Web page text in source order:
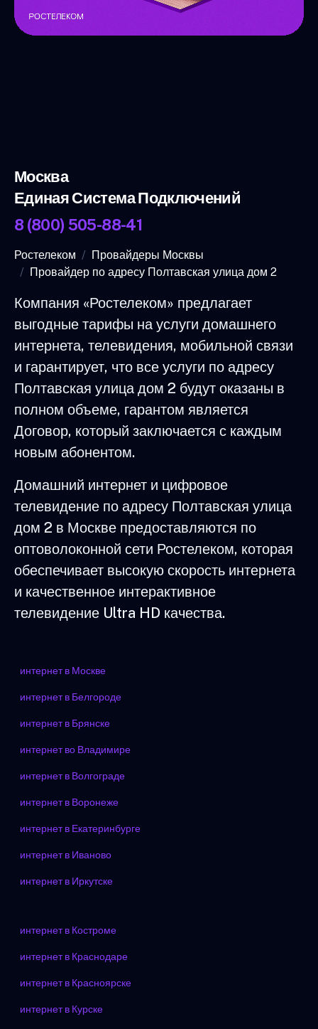
Москва
Единая Система Подключений
8 (800) 505-88-41
Ростелеком
Провайдеры Москвы
Провайдер по адресу Полтавская улица дом 2
Компания «Ростелеком» предлагает
выгодные тарифы на услуги домашнего
интернета, телевидения, мобильной связи
и гарантирует, что все услуги по адресу
Полтавская улица дом 2 будут оказаны в
полном объеме, гарантом является
Договор, который заключается с каждым
новым абонентом.
Домашний интернет и цифровое
телевидение по адресу Полтавская улица
дом 2 в Москве предоставляются по
оптоволоконной сети Ростелеком, которая
обеспечивает высокую скорость интернета
и качественное интерактивное
телевидение Ultra HD качества.
интернет в Москве
интернет в Белгороде
интернет в Брянске
интернет во Владимире
интернет в Волгограде
интернет в Воронеже
интернет в Екатеринбурге
интернет в Иваново
интернет в Иркутске
интернет в Костроме
интернет в Краснодаре
интернет в Красноярске
интернет в Курске